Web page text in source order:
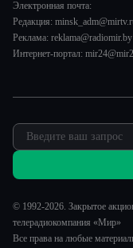
Спорт
Пять причин поехать в...
Сделано в Содружестве
Пресса о нас
Карьера
Реклама
Электронная почта:
Редакция:
Реклама: reklama@radiomir.by
Интернет-портал:
© 1992-2026. Закрытое
телерадиокомпания «Мир»
Все права на любые